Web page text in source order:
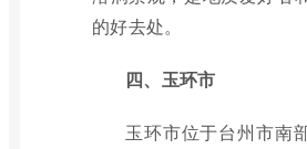
的好去处。
四、玉环市
玉环市位于台州市南